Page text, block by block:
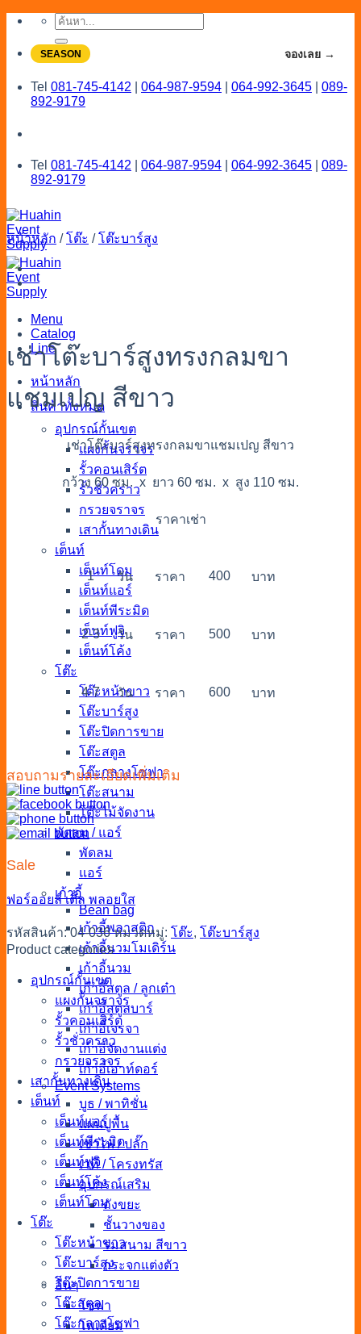
Skip
content
ค้นหา:
SEASON จองเลย →
Tel 081-745-4142 064-987-9594 064-992-3645
089-
892-9179
Tel 081-745-4142 064-987-9594 064-992-3645
089-
892-9179
Menu
Catalog
Line
หน้าหลัก
สินค้าทั้งหมด
อุปกรณ์กั้นเขต
แผงกั้นจราจร
รั้วคอนเสิร์ต
รั้วชั่วคราว
กรวยจราจร
เสากั้นทางเดิน
เต็นท์
เต็นท์โดม
เต็นท์แอร์
เต็นท์พีระมิด
เต็นท์ฟูจิ
เต็นท์โค้ง
โต๊ะ
โต๊ะหน้าขาว
โต๊ะบาร์สูง
โต๊ะปิดการขาย
โต๊ะสตูล
โต๊ะกลางโซฟา
โต๊ะสนาม
โต๊ะไม้จัดงาน
พัดลม / แอร์
พัดลม
แอร์
เก้าอี้
Bean bag
เก้าอี้พลาสติก
เก้าอี้นวมโมเดิร์น
เก้าอี้นวม
เก้าอี้สตูล / ลูกเต๋า
เก้าอี้สตูลบาร์
เก้าอี้เจรจา
เก้าอี้จัดงานแต่ง
เก้าอี้เอาท์ดอร์
Event Systems
บูธ / พาทิชั่น
แผ่นปูพื้น
เช่าไฟ / ปลั๊ก
เวที / โครงทรัส
อุปกรณ์เสริม
ถังขยะ
ชั้นวางของ
ร่มสนาม สีขาว
กระจกแต่งตัว
อื่นๆ
โซฟา
โพเดียม
หน้าหลัก / โต๊ะ / โต๊ะบาร์สูง
เช่าโต๊ะบาร์สูงทรงกลมขา
แชมเปญ สีขาว
เช่าโต๊ะบาร์สูงทรงกลมขาแชมเปญ สีขาว
กว้าง 60 ซม. x ยาว 60 ซม. x สูง 110 ซม.
ราคาเช่า
1 วัน ราคา 400 บาท
2-3 วัน ราคา 500 บาท
4-7 วัน ราคา 600 บาท
สอบถามรายละเอียดเพิ่มเติม
Sale
ฟอร์ออยล์ เติ้ล พลอยใส
รหัสสินค้า:04-036 หมวดหมู่: โต๊ะ, โต๊ะบาร์สูง
Product categories
อุปกรณ์กั้นเขต
แผงกั้นจราจร
รั้วคอนเสิร์ต
รั้วชั่วคราว
กรวยจราจร
เสากั้นทางเดิน
เต็นท์
เต็นท์แอร์
เต็นท์พีระมิด
เต็นท์ฟูจิ
เต็นท์โค้ง
เต็นท์โดม
โต๊ะ
โต๊ะหน้าขาว
โต๊ะบาร์สูง
โต๊ะปิดการขาย
โต๊ะสตูล
โต๊ะกลางโซฟา